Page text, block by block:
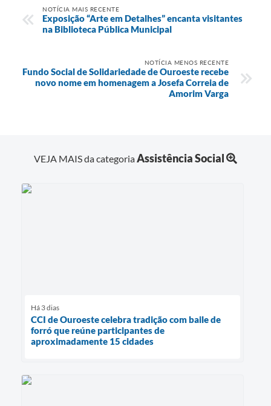
NOTÍCIA MAIS RECENTE
Exposição “Arte em Detalhes” encanta visitantes
na Biblioteca Pública Municipal
NOTÍCIA MENOS RECENTE
Fundo Social de Solidariedade de Ouroeste recebe
novo nome em homenagem a Josefa Correia de
Amorim Varga
VEJA MAIS da categoriaAssistência Social
Há 3 dias
CCI de Ouroeste celebra tradição com baile de
forró que reúne participantes de
aproximadamente 15 cidades